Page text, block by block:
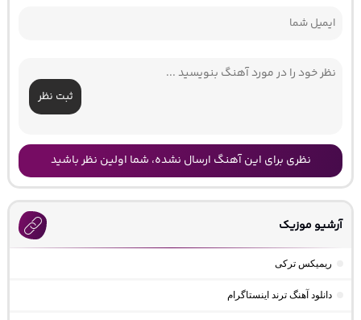
ثبت نظر
نظری برای این آهنگ ارسال نشده، شما اولین نظر باشید
آرشیو موزیک
ریمیکس ترکی
دانلود آهنگ ترند اینستاگرام